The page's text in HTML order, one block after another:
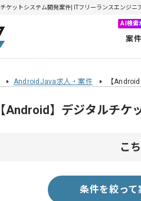
ケットシステム開発案件| ITフリーランスエンジ
AI検索
案
AndroidJava求人・案件 【
【Android】デジタルチケ
こ
条件を絞って